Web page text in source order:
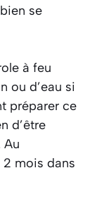
se
à feu
ou d’eau si
préparer ce
d’être
Au
2 mois dans